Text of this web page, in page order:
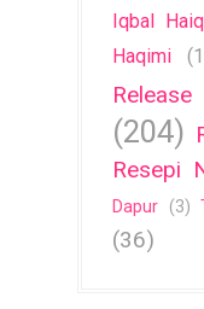
Iqbal
Haqimi
Release
(204)
Resepi
Dapur (3)
(36)